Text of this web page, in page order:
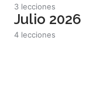
3 lecciones
Julio 2026
4 lecciones